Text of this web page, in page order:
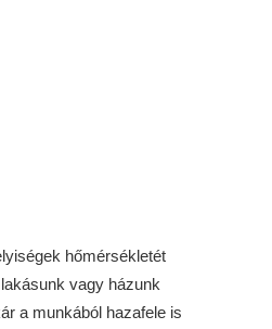
hőmérsékletét
vagy házunk
a munkából hazafele is